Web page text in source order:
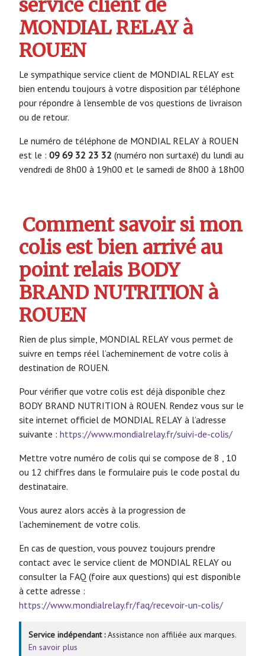
service client de
MONDIAL RELAY à
ROUEN
Le sympathique service client de MONDIAL RELAY est
bien entendu toujours à votre disposition par téléphone
pour répondre à l’ensemble de vos questions de livraison
ou de retour.
Le numéro de téléphone de MONDIAL RELAY à ROUEN
est le : 09 69 32 23 32 (numéro non surtaxé) du lundi au
vendredi de 8h00 à 19h00 et le samedi de 8h00 à 18h00
Comment savoir si mon
colis est bien arrivé au
point relais BODY
BRAND NUTRITION à
ROUEN
Rien de plus simple, MONDIAL RELAY vous permet de
suivre en temps réel l’acheminement de votre colis à
destination de ROUEN.
Pour vérifier que votre colis est déjà disponible chez
BODY BRAND NUTRITION à ROUEN. Rendez vous sur le
site internet officiel de MONDIAL RELAY à l’adresse
suivante : https://www.mondialrelay.fr/suivi-de-colis/
Mettre votre numéro de colis qui se compose de 8 , 10
ou 12 chiffres dans le formulaire puis le code postal du
destinataire.
Vous aurez alors accès à la progression de
l’acheminement de votre colis.
En cas de question, vous pouvez toujours prendre
contact avec le service client de MONDIAL RELAY ou
consulter la FAQ (foire aux questions) qui est disponible
à cette adresse :
https://www.mondialrelay.fr/faq/recevoir-un-colis/
Service indépendant :Assistance non affiliée aux marques.
En savoir plus